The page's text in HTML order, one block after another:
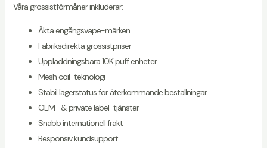
Våra grossistförmåner inkluderar:
Äkta engångsvape-märken
Fabriksdirekta grossistpriser
Uppladdningsbara 10K puff enheter
Mesh coil-teknologi
Stabil lagerstatus för återkommande beställningar
OEM- & private label-tjänster
Snabb internationell frakt
Responsiv kundsupport